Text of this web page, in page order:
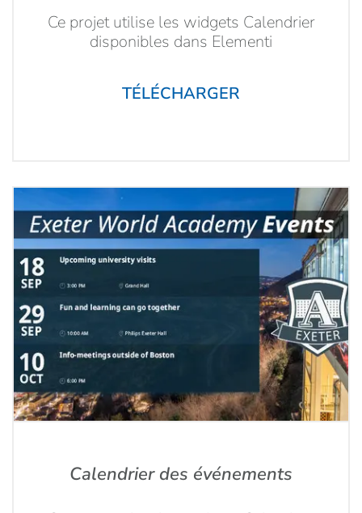
Ce projet utilise les widgets Calendrier
disponibles dans Elementi
TÉLÉCHARGER
Calendrier des événements